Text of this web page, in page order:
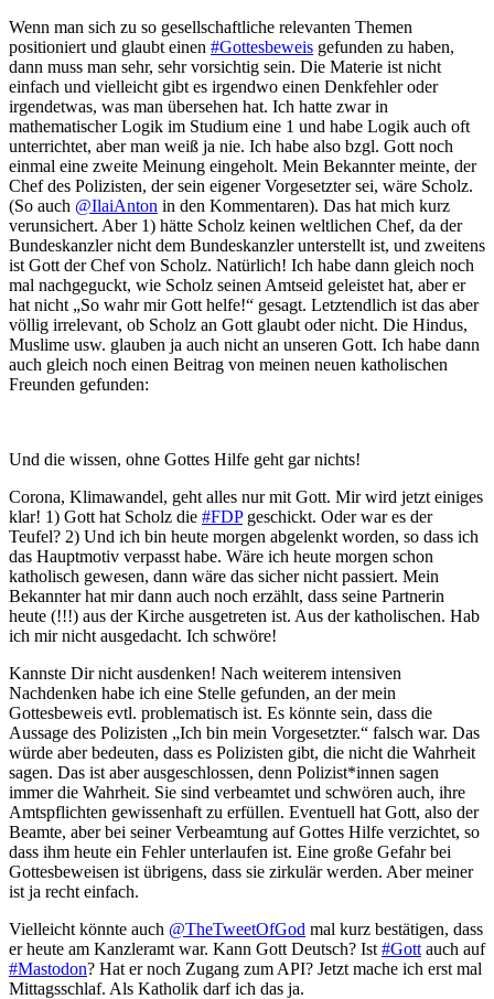
Wenn man sich zu so gesellschaftliche relevanten Themen
positioniert und glaubt einen #Gottesbeweis gefunden zu haben,
dann muss man sehr, sehr vorsichtig sein. Die Materie ist nicht
einfach und vielleicht gibt es irgendwo einen Denkfehler oder
irgendetwas, was man übersehen hat. Ich hatte zwar in
mathematischer Logik im Studium eine 1 und habe Logik auch oft
unterrichtet, aber man weiß ja nie. Ich habe also bzgl. Gott noch
einmal eine zweite Meinung eingeholt. Mein Bekannter meinte, der
Chef des Polizisten, der sein eigener Vorgesetzter sei, wäre Scholz.
(So auch @IlaiAnton in den Kommentaren). Das hat mich kurz
verunsichert. Aber 1) hätte Scholz keinen weltlichen Chef, da der
Bundeskanzler nicht dem Bundeskanzler unterstellt ist, und zweitens
ist Gott der Chef von Scholz. Natürlich! Ich habe dann gleich noch
mal nachgeguckt, wie Scholz seinen Amtseid geleistet hat, aber er
hat nicht „So wahr mir Gott helfe!“ gesagt. Letztendlich ist das aber
völlig irrelevant, ob Scholz an Gott glaubt oder nicht. Die Hindus,
Muslime usw. glauben ja auch nicht an unseren Gott. Ich habe dann
auch gleich noch einen Beitrag von meinen neuen katholischen
Freunden gefunden:
Und die wissen, ohne Gottes Hilfe geht gar nichts!
Corona, Klimawandel, geht alles nur mit Gott. Mir wird jetzt einiges
klar! 1) Gott hat Scholz die #FDPgeschickt. Oder war es der
Teufel? 2) Und ich bin heute morgen abgelenkt worden, so dass ich
das Hauptmotiv verpasst habe. Wäre ich heute morgen schon
katholisch gewesen, dann wäre das sicher nicht passiert. Mein
Bekannter hat mir dann auch noch erzählt, dass seine Partnerin
heute (!!!) aus der Kirche ausgetreten ist. Aus der katholischen. Hab
ich mir nicht ausgedacht. Ich schwöre!
Kannste Dir nicht ausdenken! Nach weiterem intensiven
Nachdenken habe ich eine Stelle gefunden, an der mein
Gottesbeweis evtl. problematisch ist. Es könnte sein, dass die
Aussage des Polizisten „Ich bin mein Vorgesetzter.“ falsch war. Das
würde aber bedeuten, dass es Polizisten gibt, die nicht die Wahrheit
sagen. Das ist aber ausgeschlossen, denn Polizist*innen sagen
immer die Wahrheit. Sie sind verbeamtet und schwören auch, ihre
Amtspflichten gewissenhaft zu erfüllen. Eventuell hat Gott, also der
Beamte, aber bei seiner Verbeamtung auf Gottes Hilfe verzichtet, so
dass ihm heute ein Fehler unterlaufen ist. Eine große Gefahr bei
Gottesbeweisen ist übrigens, dass sie zirkulär werden. Aber meiner
ist ja recht einfach.
Vielleicht könnte auch @TheTweetOfGod mal kurz bestätigen, dass
er heute am Kanzleramt war. Kann Gott Deutsch? Ist #Gott auch auf
#Mastodon? Hat er noch Zugang zum API? Jetzt mache ich erst mal
Mittagsschlaf. Als Katholik darf ich das ja.